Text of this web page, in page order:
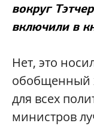
вокруг
включили в
Нет, это
обобщенный
для всех
министров